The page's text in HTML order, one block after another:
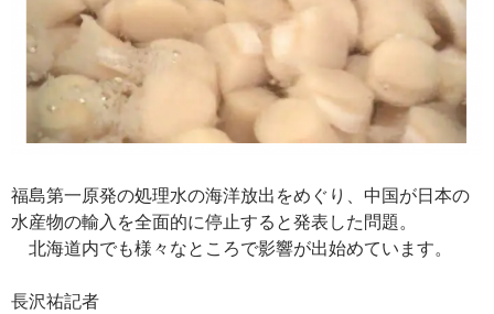
福島第一原発の処理水の海洋放出をめぐり、中国が日本の
水産物の輸入を全面的に停止すると発表した問題。
北海道内でも様々なところで影響が出始めています。
長沢祐記者